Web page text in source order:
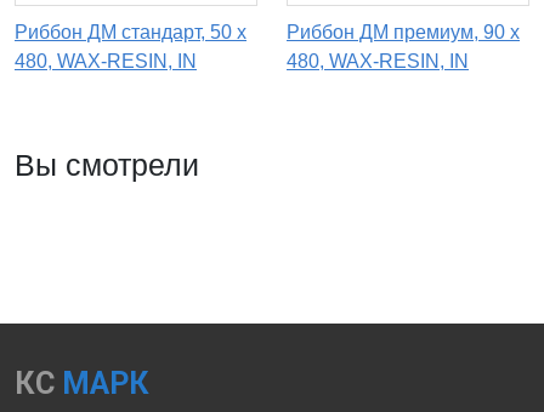
Риббон ДМ стандарт, 50 х
480, WAX-RESIN, IN
Риббон ДМ премиум, 90 x
480, WAX-RESIN, IN
Вы смотрели
КС МАРК